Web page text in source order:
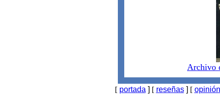
Archivo
[ portada ] [ reseñas] [ opinión